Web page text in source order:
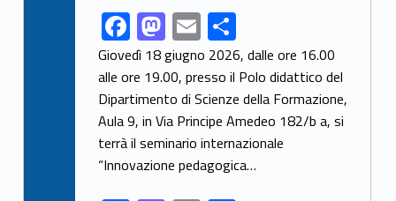
Link identifier share facebook archive #share-link-archive-4554F
ac
e
b
o
o
M
as
to
d
o
n
E
m
ai
l
S
h
ar
e
Giovedì 18 giugno 2026, dalle ore 16.00
alle ore 19.00, presso il Polo didattico del
Dipartimento di Scienze della Formazione,
Aula 9, in Via Principe Amedeo 182/b a, si
terrà il seminario internazionale
“Innovazione pedagogica…